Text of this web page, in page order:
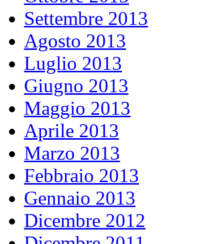
Settembre 2013
Agosto 2013
Luglio 2013
Giugno 2013
Maggio 2013
Aprile 2013
Marzo 2013
Febbraio 2013
Gennaio 2013
Dicembre 2012